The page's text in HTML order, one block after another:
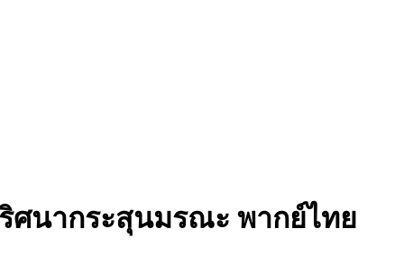
ริศนากระสุนมรณะ พากย์ไทย